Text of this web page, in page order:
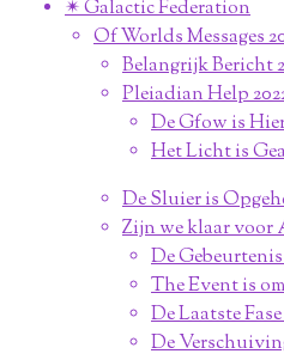
✴︎ Galactic Federation
Of Worlds Messages
Belangrijk Bericht
Pleiadian Help
De Gfow is
Het Licht is
De Sluier is
Zijn we klaar voor
De
The Event is
De Laatste
De